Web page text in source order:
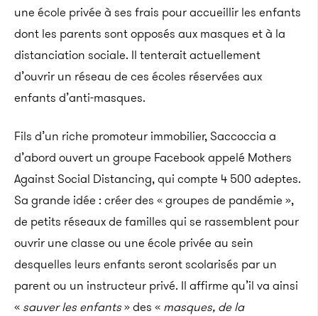
une école privée à ses frais pour accueillir les enfants
dont les parents sont opposés aux masques et à la
distanciation sociale. Il tenterait actuellement
d’ouvrir un réseau de ces écoles réservées aux
enfants d’anti-masques.
Fils d’un riche promoteur immobilier, Saccoccia a
d’abord ouvert un groupe Facebook appelé Mothers
Against Social Distancing, qui compte 4 500 adeptes.
Sa grande idée : créer des « groupes de pandémie »,
de petits réseaux de familles qui se rassemblent pour
ouvrir une classe ou une école privée au sein
desquelles leurs enfants seront scolarisés par un
parent ou un instructeur privé. Il affirme qu’il va ainsi
« sauver les enfants» des « masques, de la